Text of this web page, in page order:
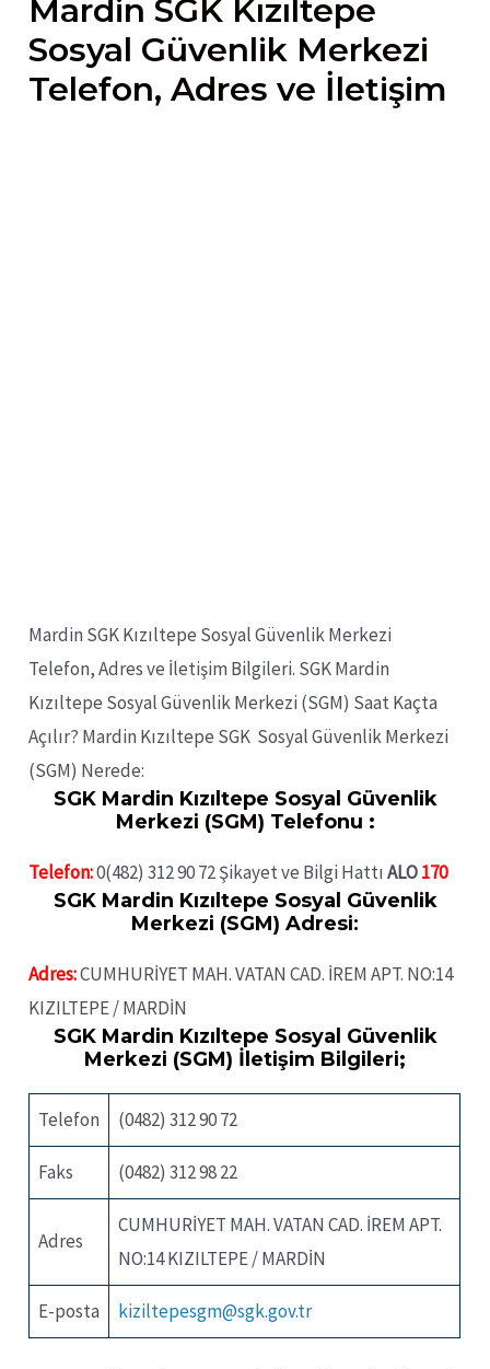
Mardin SGK Kızıltepe
Sosyal Güvenlik Merkezi
Telefon, Adres ve İletişim
Mardin SGK Kızıltepe Sosyal Güvenlik Merkezi
Telefon, Adres ve İletişim Bilgileri. SGK Mardin
Kızıltepe Sosyal Güvenlik Merkezi (SGM) Saat Kaçta
Açılır? Mardin Kızıltepe SGK Sosyal Güvenlik Merkezi
(SGM) Nerede:
SGK Mardin Kızıltepe Sosyal Güvenlik
Merkezi (SGM) Telefonu :
Telefon:0(482) 312 90 72Şikayet ve Bilgi Hattı ALO170
SGK Mardin Kızıltepe Sosyal Güvenlik
Merkezi (SGM) Adresi:
Adres:CUMHURİYET MAH. VATAN CAD. İREM APT. NO:14
KIZILTEPE / MARDİN
SGK Mardin Kızıltepe Sosyal Güvenlik
Merkezi (SGM) İletişim Bilgileri;
Telefon (0482) 312 90 72
Faks (0482) 312 98 22
Adres
CUMHURİYET MAH. VATAN CAD. İREM APT.
NO:14 KIZILTEPE / MARDİN
E-posta kiziltepesgm@sgk.gov.tr